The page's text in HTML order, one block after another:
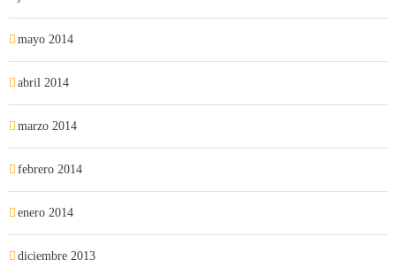
mayo 2014
abril 2014
marzo 2014
febrero 2014
enero 2014
diciembre 2013